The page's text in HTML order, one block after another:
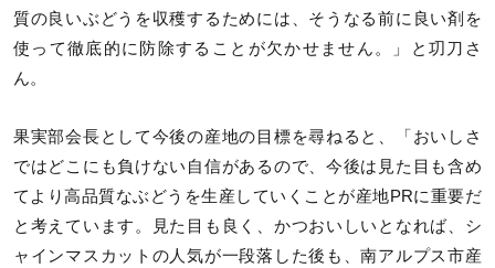
質の良いぶどうを収穫するためには、そうなる前に良い剤を
使って徹底的に防除することが欠かせません。」と㓛刀さ
ん。
果実部会長として今後の産地の目標を尋ねると、「おいしさ
ではどこにも負けない自信があるので、今後は見た目も含め
てより高品質なぶどうを生産していくことが産地PRに重要だ
と考えています。見た目も良く、かつおいしいとなれば、シ
ャインマスカットの人気が一段落した後も、南アルプス市産